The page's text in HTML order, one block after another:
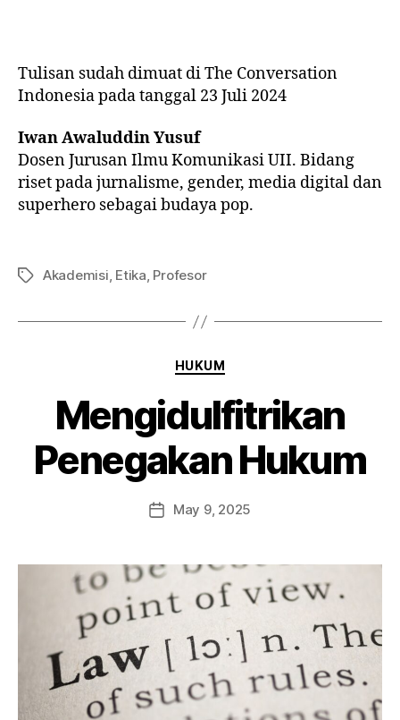
Tulisan sudah dimuat di The Conversation
Indonesia pada tanggal 23 Juli 2024
Iwan Awaluddin Yusuf
Dosen Jurusan Ilmu Komunikasi UII. Bidang
riset pada jurnalisme, gender, media digital dan
superhero sebagai budaya pop.
Akademisi, Etika, Profesor
HUKUM
Mengidulfitrikan
Penegakan Hukum
May 9, 2025